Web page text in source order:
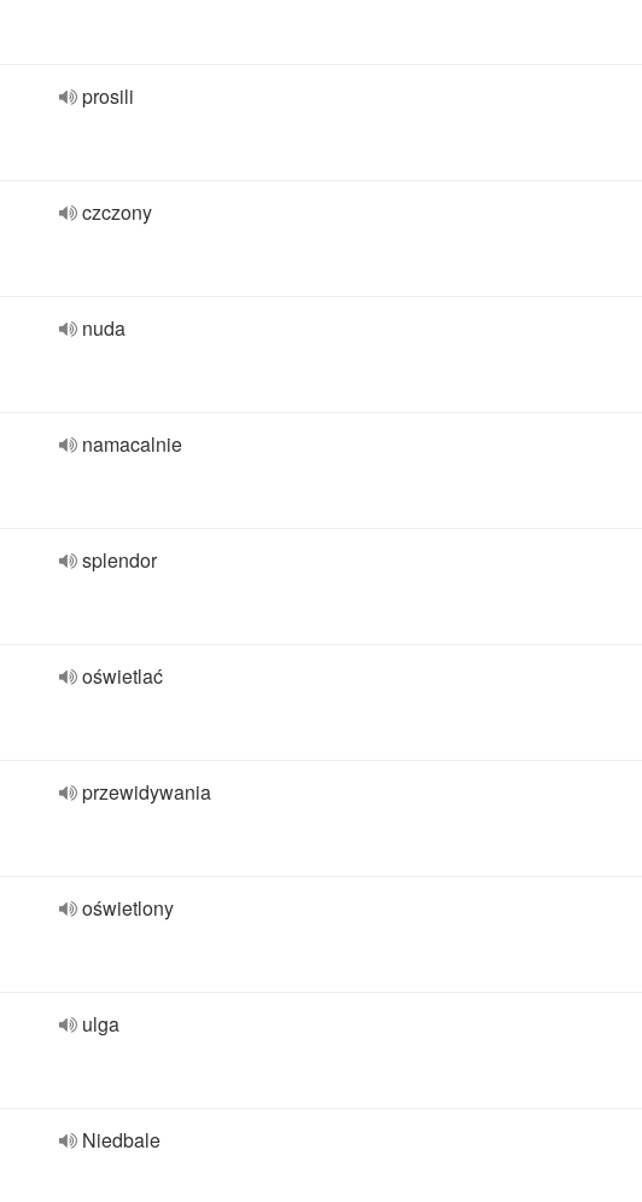
prosili
czczony
nuda
namacalnie
splendor
oświetlać
przewidywania
oświetlony
ulga
Niedbale